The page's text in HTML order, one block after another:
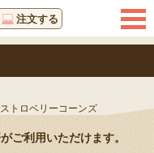
注文する
トロベリーコーンズ
ご利用いただけます。